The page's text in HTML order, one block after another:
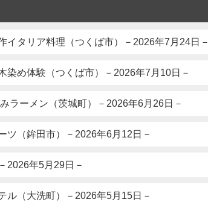
イタリア料理（つくば市）－2026年7月24日－
染め体験（つくば市）－2026年7月10日－
ラーメン（茨城町）－2026年6月26日－
ツ（鉾田市）－2026年6月12日－
2026年5月29日－
ル（大洗町）－2026年5月15日－